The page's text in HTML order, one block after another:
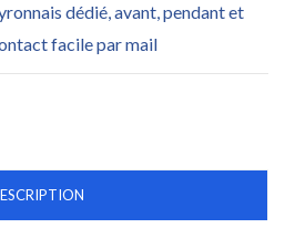
dédié, avant, pendant et
facile par mail